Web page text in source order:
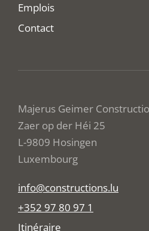
Emplois
Contact
Majerus Geimer
Zaer op der Héi 25
L-9809 Hosingen
Luxembourg
info@constructions.lu
+352 97 80 97 1
Itinéraire